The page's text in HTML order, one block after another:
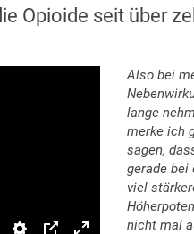
Opioide seit über
Also bei
lange
merke ich
sagen,
gerade bei
viel
nicht mal